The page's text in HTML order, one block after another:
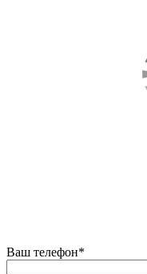
Ваш телефон*